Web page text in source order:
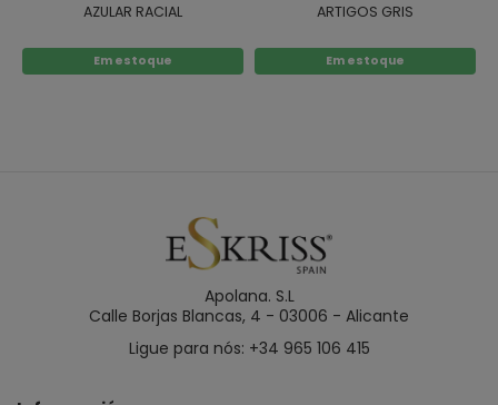
AZULAR RACIAL
Em estoque
ARTIGOS GRIS
Em estoque
Apolana. S.L
Calle Borjas Blancas, 4 - 03006 - Alicante
Ligue para nós: +34 965 106 415